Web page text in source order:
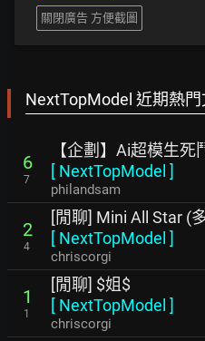
關閉廣告 方便截圖
NextTopModel 近期熱
6
7
【企劃】Ai超模生
[ NextTopModel ]
philandsam
2
4
[閒聊] Mini All Star (
[ NextTopModel ]
chriscorgi
1
1
[閒聊] $姐$
[ NextTopModel ]
chriscorgi